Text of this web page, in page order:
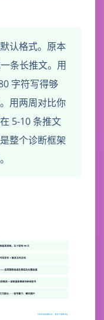
认格式。原本
条长推文。用
字符写得够
用两周对比你
5-10 条推文
整个诊断框架